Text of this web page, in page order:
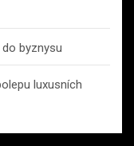
byznysu
luxusních